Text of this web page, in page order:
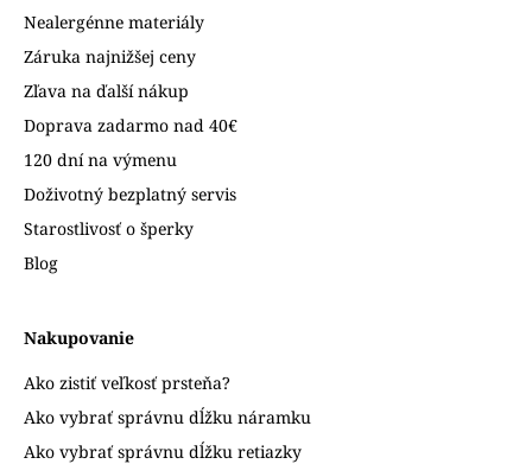
Nealergénne materiály
Záruka najnižšej ceny
Zľava na ďalší nákup
Doprava zadarmo nad 40€
120 dní na výmenu
Doživotný bezplatný servis
Starostlivosť o šperky
Blog
Nakupovanie
Ako zistiť veľkosť prsteňa?
Ako vybrať správnu dĺžku náramku
Ako vybrať správnu dĺžku retiazky